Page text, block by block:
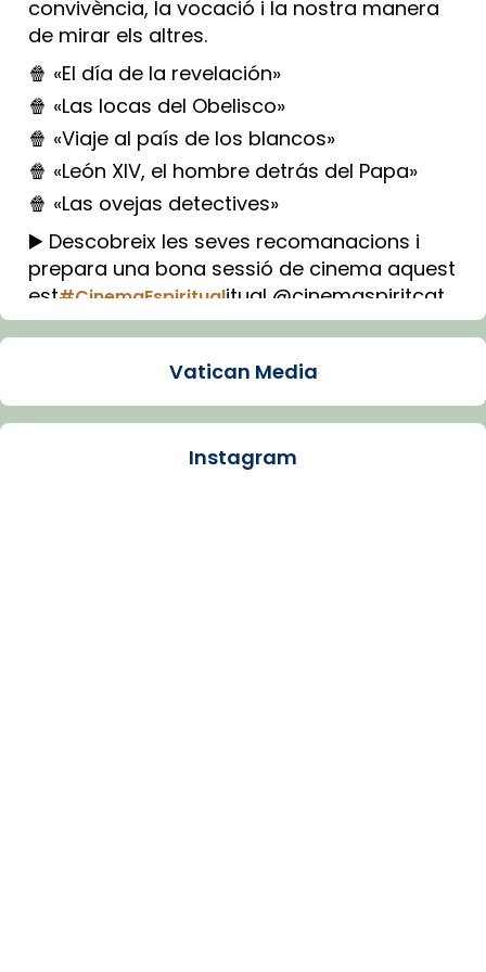
convivència, la vocació i la nostra manera
de mirar els altres.
🍿 «El día de la revelación»
🍿 «Las locas del Obelisco»
🍿 «Viaje al país de los blancos»
🍿 «León XIV, el hombre detrás del Papa»
🍿 «Las ovejas detectives»
▶️ Descobreix les seves recomanacions i
prepara una bona sessió de cinema aquest
est#CinemaEspiritualitual @cinemaspiritcat
Imatge: Generada amb IA (OpenAI)
Arquebisbat de Barcelona
Vatican Media
Instagram